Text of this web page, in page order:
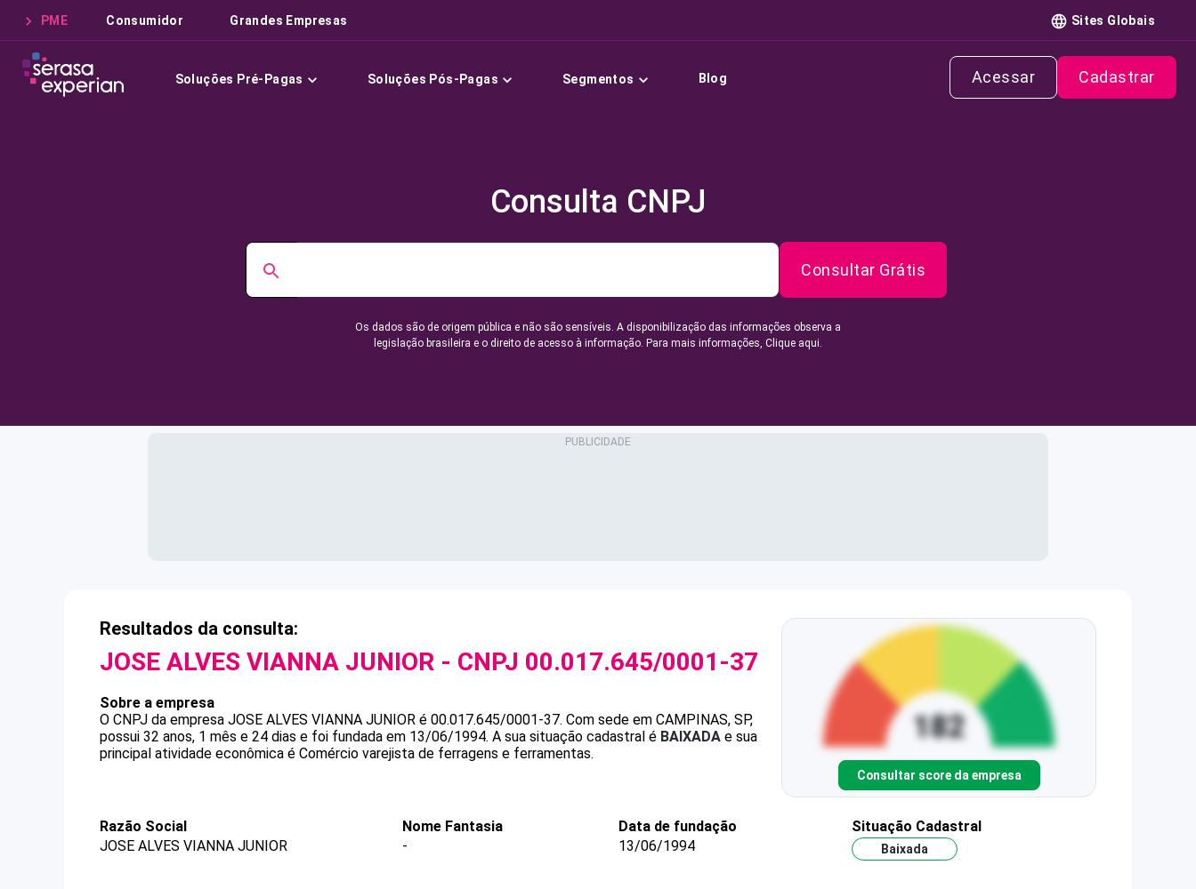
PME Consumidor Grandes Empresas Sites Globais
Soluções Pré-Pagas Soluções Pós-Pagas Segmentos Blog Acessar Cadastrar
Consulta CNPJ
Consultar Grátis
Os dados são de origem pública e não são sensíveis. A disponibilização das informações observa a
legislação brasileira e o direito de acesso à informação. Para mais informações, Clique aqui.
Resultados da consulta:
JOSE ALVES VIANNA JUNIOR - CNPJ 00.017.645/0001-37
Sobre a empresa
O CNPJ da empresa JOSE ALVES VIANNA JUNIOR é 00.017.645/0001-37. Com sede em CAMPINAS, SP,
possui 32 anos, 1 mês e 24 dias e foi fundada em 13/06/1994. A sua situação cadastral é BAIXADA e sua
principal atividade econômica é Comércio varejista de ferragens e ferramentas.
Consultar score da empresa
Razão Social
JOSE ALVES VIANNA JUNIOR
Nome Fantasia
-
Data de fundação
13/06/1994
Situação Cadastral
Baixada